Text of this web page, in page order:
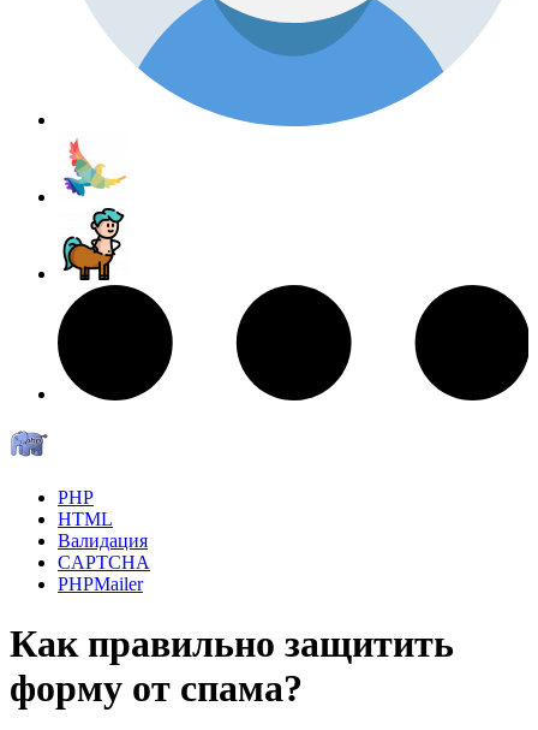
PHP
HTML
Валидация
CAPTCHA
PHPMailer
Как правильно защитить
форму от спама?